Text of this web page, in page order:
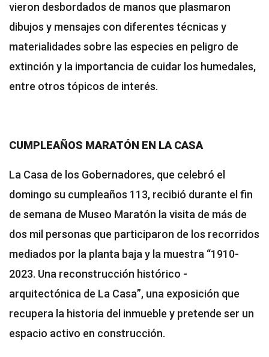
vieron desbordados de manos que plasmaron
dibujos y mensajes con diferentes técnicas y
materialidades sobre las especies en peligro de
extinción y la importancia de cuidar los humedales,
entre otros tópicos de interés.
CUMPLEAÑOS MARATÓN EN LA CASA
La Casa de los Gobernadores, que celebró el
domingo su cumpleaños 113, recibió durante el fin
de semana de Museo Maratón la visita de más de
dos mil personas que participaron de los recorridos
mediados por la planta baja y la muestra “1910-
2023. Una reconstrucción histórico -
arquitectónica de La Casa”, una exposición que
recupera la historia del inmueble y pretende ser un
espacio activo en construcción.